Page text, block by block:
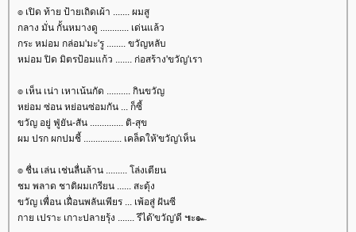
๏ เปิด ท้าย ป้ายเถิดเผ้า ....... ผมสู
กลาง มั่น กั้นหมางดู ............ เด่นแล้ว
กระ หม่อม กล่อม'มะ'รู ........ ขวัญหลับ
หม่อม ปิด มิตรป้อมแก้ว ....... ก่อสร้าง'ขวัญ'เรา
๏ เห็น เน่า เหาเน้นกัด .......... กินขวัญ
หย่อม ซ่อน หย่อนซ่อมกัน ... ก็ซี้
ขวัญ อยู่ ฟู่ยัน-สัน .............. ติ-สุข
ผม ปรก ผกปมชี้ ................ เคล็ดให้'ขวัญ'เห็น
๏ ชื่น เล่น เช่นลื่นล้าน ......... โล่งเตียน
ชม พลาด ชาติผมเกรียน ...... สะดุ้ง
ขวัญ เพื่อน เฝื่อนพลันเพียร ... เพ้อสู่ ฝันซี
กาย เปราะ เกาะปลายรุ้ง ....... รึได้'ขวัญ'ดี ๚ะ๛